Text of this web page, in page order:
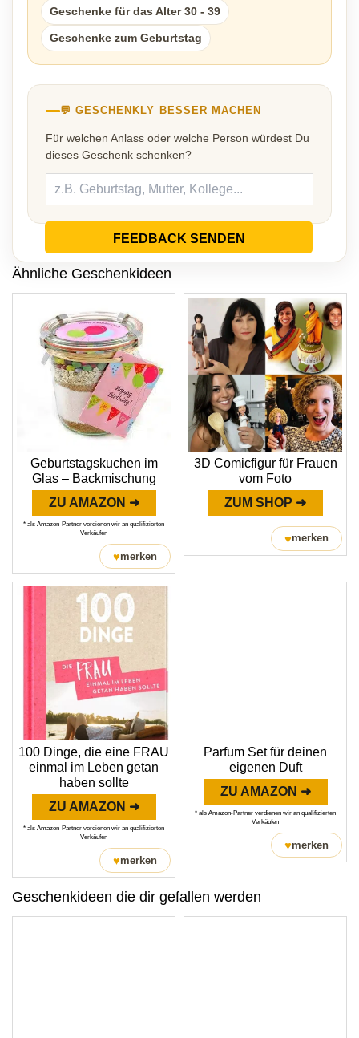
Geschenke für das Alter 30 - 39
Geschenke zum Geburtstag
💬 GESCHENKLY BESSER MACHEN
Für welchen Anlass oder welche Person würdest Du
dieses Geschenk schenken?
FEEDBACK SENDEN
Ähnliche Geschenkideen
Geburtstagskuchen im
Glas – Backmischung
ZU AMAZON ➜
* als Amazon-Partner verdienen wir an qualifizierten
Verkäufen
♥merken
3D Comicfigur für Frauen
vom Foto
ZUM SHOP ➜
♥merken
100 Dinge, die eine FRAU
einmal im Leben getan
haben sollte
ZU AMAZON ➜
* als Amazon-Partner verdienen wir an qualifizierten
Verkäufen
♥merken
Parfum Set für deinen
eigenen Duft
ZU AMAZON ➜
* als Amazon-Partner verdienen wir an qualifizierten
Verkäufen
♥merken
Geschenkideen die dir gefallen werden